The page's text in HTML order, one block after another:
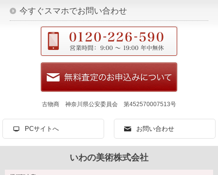
今すぐスマホでお問い合わせ
古物商 神奈川県公安委員会 第452570007513号
PCサイトへ お問い合わせ
いわの美術株式会社